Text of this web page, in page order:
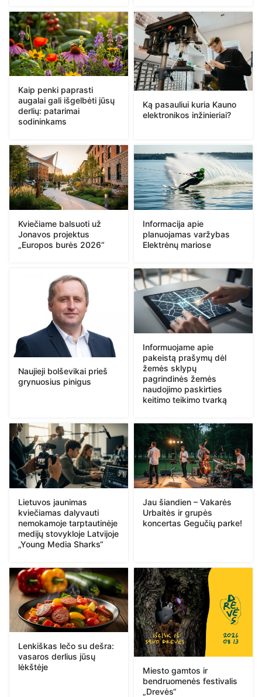
Kaip penki paprasti
augalai gali išgelbėti jūsų
derlių: patarimai
sodininkams
Ką pasauliui kuria Kauno
elektronikos inžinieriai?
Kviečiame balsuoti už
Jonavos projektus
„Europos burės 2026“
Informacija apie
planuojamas varžybas
Elektrėnų mariose
Naujieji bolševikai prieš
grynuosius pinigus
Informuojame apie
pakeistą prašymų dėl
žemės sklypų
pagrindinės žemės
naudojimo paskirties
keitimo teikimo tvarką
Lietuvos jaunimas
kviečiamas dalyvauti
nemokamoje tarptautinėje
medijų stovykloje Latvijoje
„Young Media Sharks“
Jau šiandien – Vakarės
Urbaitės ir grupės
koncertas Gegučių parke!
Lenkiškas lečo su dešra:
vasaros derlius jūsų
lėkštėje
Miesto gamtos ir
bendruomenės festivalis
„Drevės“